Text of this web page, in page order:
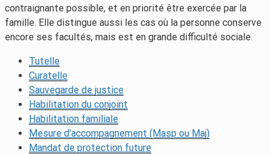
contraignante possible, et en priorité être exercée par la
famille. Elle distingue aussi les cas où la personne conserve
encore ses facultés, mais est en grande difficulté sociale.
Tutelle
Curatelle
Sauvegarde de justice
Habilitation du conjoint
Habilitation familiale
Mesure d'accompagnement (Masp ou Maj)
Mandat de protection future